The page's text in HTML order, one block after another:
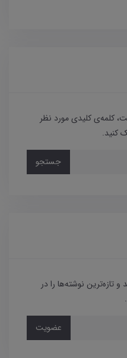
کلمه‌ی کلیدی مورد نظر
کنید.
جستجو
تازه‌ترین نوشته‌ها را در
عضویت